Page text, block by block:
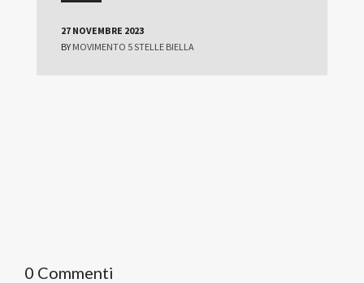
27 NOVEMBRE 2023
BY MOVIMENTO 5 STELLE BIELLA
0 Commenti